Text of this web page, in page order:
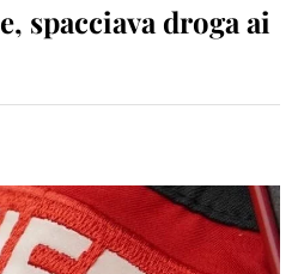
spacciava droga ai